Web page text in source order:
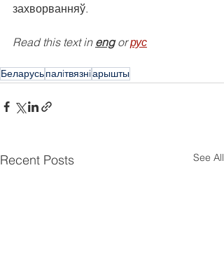
захворванняў.
Read this text in eng or рус
Беларусьпалiтвязнiарышты
Recent Posts See All